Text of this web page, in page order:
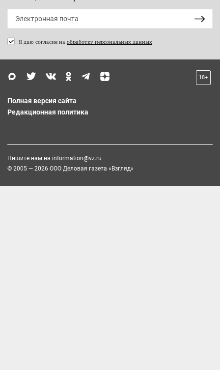
Я даю согласие на обработку персональных данных
18+
Полная версия сайта
Редакционная политика
Пишите нам на information@vz.ru
© 2005 — 2026 ООО Деловая газета «Взгляд»